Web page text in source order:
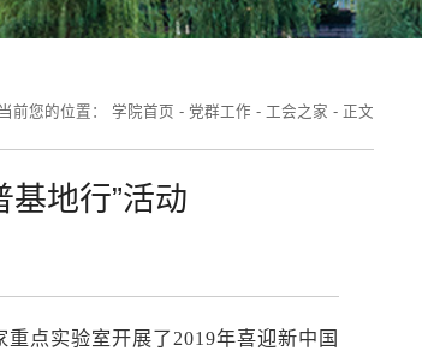
当前您的位置： 学院首页 - 党群工作 - 工会之家 - 正文
地行”活动
点实验室开展了2019年喜迎新中国